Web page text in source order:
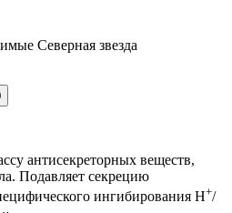
Северная звезда
антисекреторных веществ,
Подавляет секрецию
ингибирования Н+/